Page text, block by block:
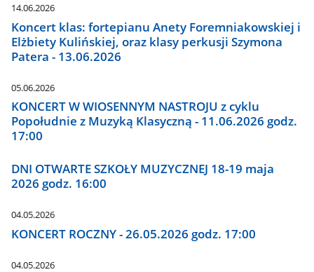
14.06.2026
Koncert klas: fortepianu Anety Foremniakowskiej i
Elżbiety Kulińskiej, oraz klasy perkusji Szymona
Patera - 13.06.2026
05.06.2026
KONCERT W WIOSENNYM NASTROJU z cyklu
Popołudnie z Muzyką Klasyczną - 11.06.2026 godz.
17:00
DNI OTWARTE SZKOŁY MUZYCZNEJ 18-19 maja
2026 godz. 16:00
04.05.2026
KONCERT ROCZNY - 26.05.2026 godz. 17:00
04.05.2026